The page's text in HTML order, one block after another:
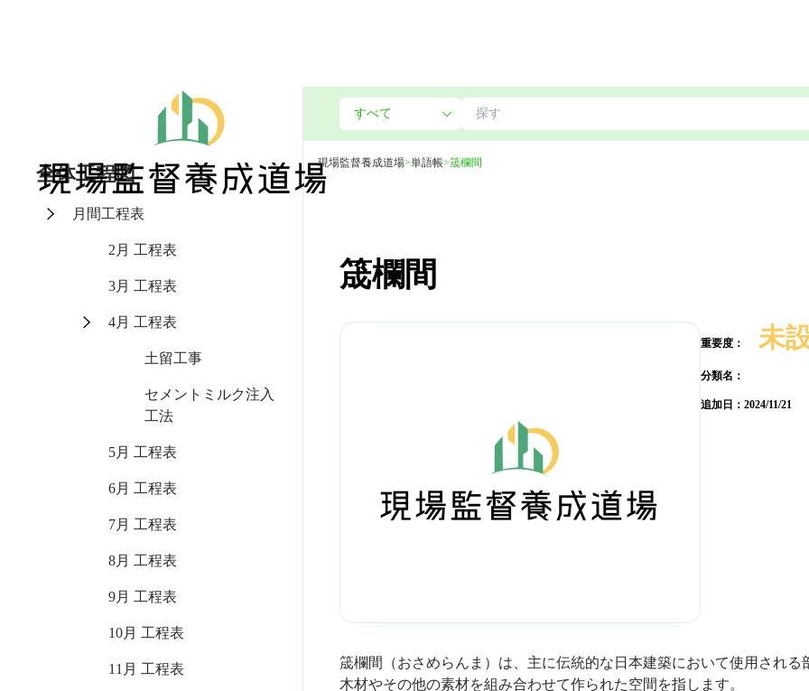
全体工程図
月間工程表
2月 工程表
3月 工程表
4月 工程表
土留工事
セメントミルク注入
工法
5月 工程表
6月 工程表
7月 工程表
8月 工程表
9月 工程表
10月 工程表
11月 工程表
現場監督養成道場>単語帳>筬欄間
筬欄間
重要度： 未
分類名：
追加日： 2024/11/21
筬欄間（おさめらんま）は、主に伝統的な日本建築において使用される
木材やその他の素材を組み合わせて作られた空間を指します。